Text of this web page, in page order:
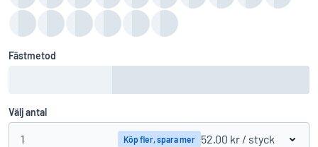
Fästmetod
Välj antal
1 Köp fler, spara mer 52.00 kr / styck